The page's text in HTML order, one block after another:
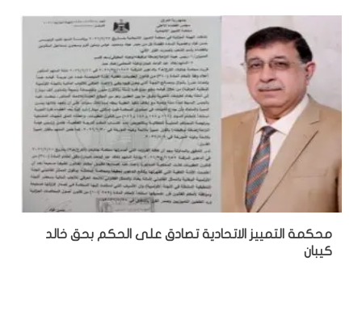
محكمة التمييز الاتحادية تصادق على الحكم بحق خالد
كيبان